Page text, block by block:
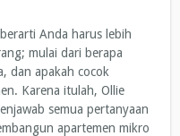
Anda harus lebih
mulai dari berapa
dan apakah cocok
Karena itulah, Ollie
semua pertanyaan
apartemen mikro